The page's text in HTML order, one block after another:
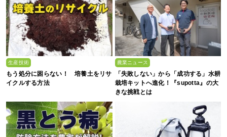
生産技術
もう処分に困らない！ 培養土をリサ
イクルする方法
農業ニュース
「失敗しない」から「成功する」水耕
栽培キットへ進化！『supotta』の大
きな挑戦とは